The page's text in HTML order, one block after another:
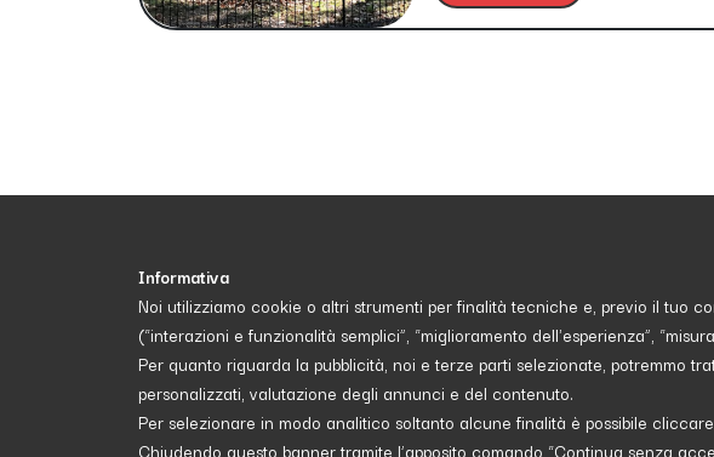
Media Asset spa
Azienda certificata
Informativa
Noi utilizziamo cookie o altri strumenti per finalità tecniche e, previo il tuo
(“interazioni e funzionalità semplici”, “miglioramento dell'esperienza”,
Per quanto riguarda la pubblicità, noi e terze parti selezionate, potremmo
personalizzati, valutazione degli annunci e del contenuto.
Per selezionare in modo analitico soltanto alcune finalità è possibile cliccare
Chiudendo questo banner tramite l’apposito comando “Continua senza